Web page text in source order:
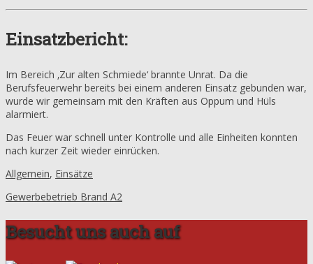
Einsatzbericht:
Im Bereich ‚Zur alten Schmiede‘ brannte Unrat. Da die
Berufsfeuerwehr bereits bei einem anderen Einsatz gebunden war,
wurde wir gemeinsam mit den Kräften aus Oppum und Hüls
alarmiert.
Das Feuer war schnell unter Kontrolle und alle Einheiten konnten
nach kurzer Zeit wieder einrücken.
Allgemein, Einsätze
Gewerbebetrieb Brand A2
Besucht uns auch auf